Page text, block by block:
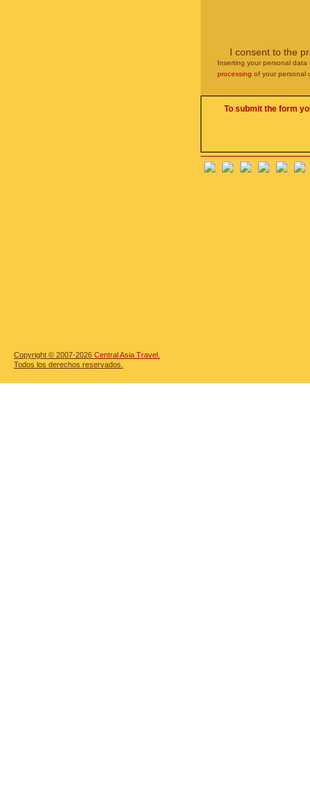
I consent to the
Inserting your personal
processing of your personal
To submit the form
Copyright © 2007-2026 Central Asia Travel.
Todos los derechos reservados.